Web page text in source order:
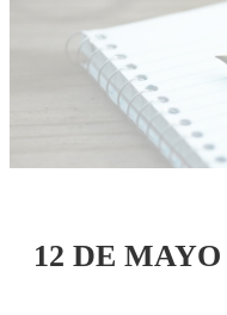
12 DE